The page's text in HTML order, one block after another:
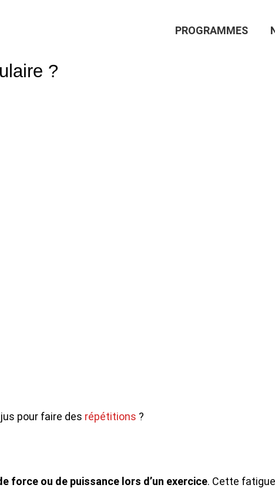
Main
PROGRAMMES
?
pour faire des répétitions ?
force ou de puissance lors d’un exercice. Cette fatigue